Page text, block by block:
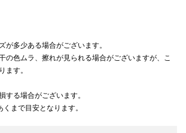
多少ある場合がございます。
の色ムラ、擦れが見られる場合がございますが、こ
ます。
る場合がございます。
まで目安となります。